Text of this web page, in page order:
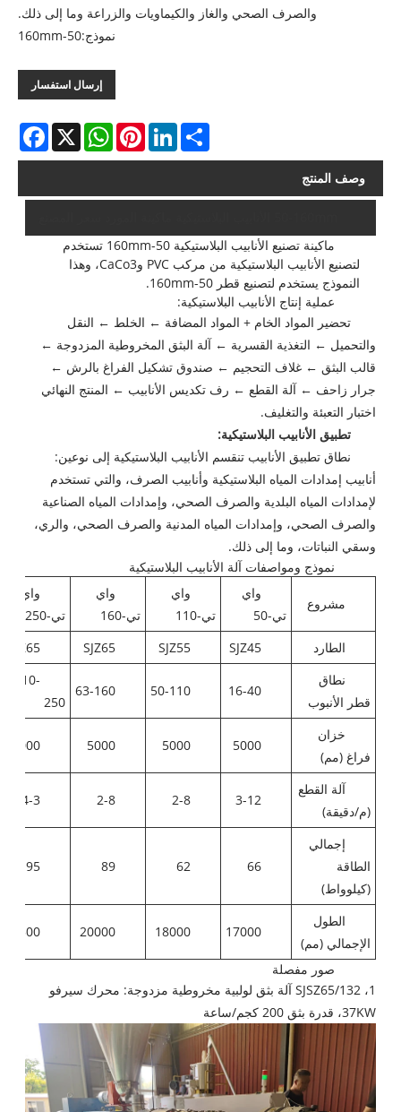
والصرف الصحي والغاز والكيماويات والزراعة وما إلى ذلك.
نموذج:50-160mm
إرسال استفسار
X
WhatsAppPinterestLinkedInShare
وصف المنتج
ماكينة تصنيع الأنابيب البلاستيكية 50-160mm تستخدم
لتصنيع الأنابيب البلاستيكية من مركب PVC وCaCo3، وهذا
النموذج يستخدم لتصنيع قطر 50-160mm.
عملية إنتاج الأنابيب البلاستيكية:
تحضير المواد الخام + المواد المضافة ← الخلط ← النقل
والتحميل ← التغذية القسرية ← آلة البثق المخروطية المزدوجة ←
قالب البثق ← غلاف التحجيم ← صندوق تشكيل الفراغ بالرش ←
جرار زاحف ← آلة القطع ← رف تكديس الأنابيب ← المنتج النهائي
اختبار التعبئة والتغليف.
تطبيق الأنابيب البلاستيكية:
نطاق تطبيق الأنابيب تنقسم الأنابيب البلاستيكية إلى نوعين:
أنابيب إمدادات المياه البلاستيكية وأنابيب الصرف، والتي تستخدم
لإمدادات المياه البلدية والصرف الصحي، وإمدادات المياه الصناعية
والصرف الصحي، وإمدادات المياه المدنية والصرف الصحي، والري،
وسقي النباتات، وما إلى ذلك.
نموذج ومواصفات آلة الأنابيب البلاستيكية
مشروع
واي
تي-50
واي
تي-110
واي
تي-160
واي
تي-250
الطارد
SJZ45
SJZ55
SJZ65
SJZ65
نطاق
قطر الأنبوب
16-40
50-110
63-160
110-
250
خزان
فراغ (مم)
5000
5000
5000
6000
آلة القطع
(م/دقيقة)
3-12
2-8
2-8
0.4-3
إجمالي
الطاقة
(كيلوواط)
66
62
89
95
الطول
الإجمالي (مم)
17000
18000
20000
20500
صور مفصلة
1، SJSZ65/132 آلة بثق لولبية مخروطية مزدوجة: محرك سيرفو
37KW، قدرة بثق 200 كجم/ساعة